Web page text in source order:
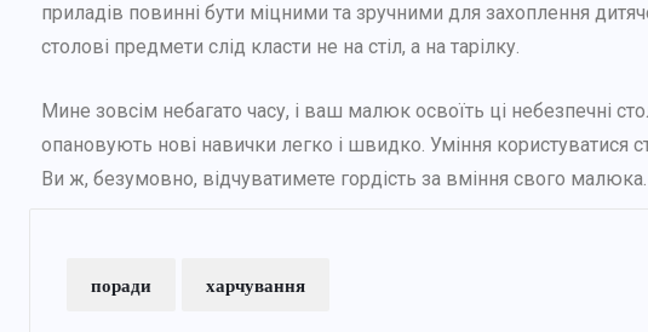
приладів повинні бути міцними та зручними для захоплення
столові предмети слід класти не на стіл, а на тарілку.
Мине зовсім небагато часу, і ваш малюк освоїть ці небезпечні
опановують нові навички легко і швидко. Уміння користуватися
Ви ж, безумовно, відчуватимете гордість за вміння свого малюка.
поради харчування